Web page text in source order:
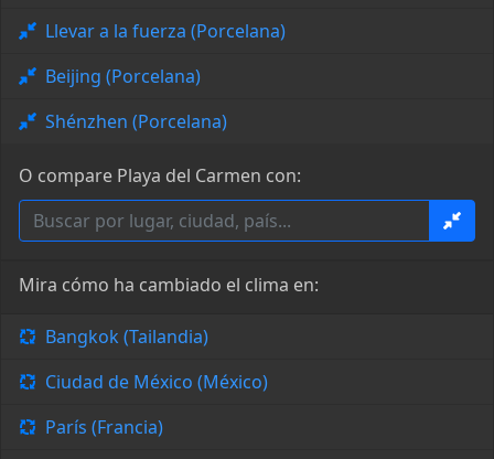
Llevar a la fuerza (Porcelana)
Beijing (Porcelana)
Shénzhen (Porcelana)
O compare Playa del Carmen con:
Mira cómo ha cambiado el clima en:
Bangkok (Tailandia)
Ciudad de México (México)
París (Francia)